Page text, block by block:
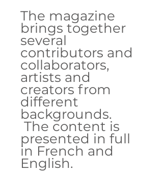
The magazine
brings together
several
contributors and
collaborators,
artists and
creators from
different
backgrounds.
The content is
presented in full
in French and
English.